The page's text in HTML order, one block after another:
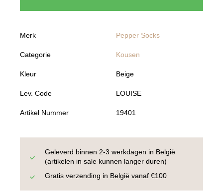
Merk Pepper Socks
Categorie Kousen
Kleur Beige
Lev. Code LOUISE
Artikel Nummer 19401
Geleverd binnen 2-3 werkdagen in België
(artikelen in sale kunnen langer duren)
Gratis verzending in België vanaf €100